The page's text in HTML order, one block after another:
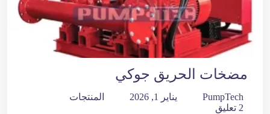
مضخات الحريق جوكي
PumpTech يناير 1, 2026
المنتجات
2 تعليق